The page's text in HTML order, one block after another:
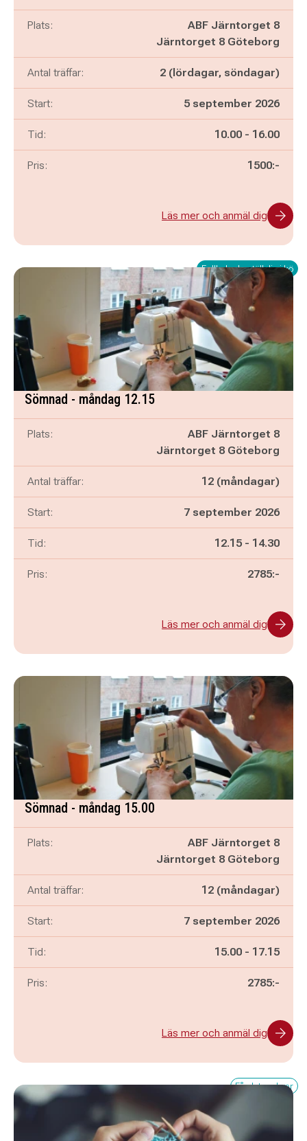
Plats:
ABF Järntorget 8
Järntorget 8 Göteborg
Antal träffar: 2 (lördagar, söndagar)
Start: 5 september 2026
Tid: Pågår mellan
10.00 - och
16.00
Pris: 1500:-
Läs mer och anmäl dig
Fullbokad - ställ dig i kö
Sömnad - måndag 12.15
Plats:
ABF Järntorget 8
Järntorget 8 Göteborg
Antal träffar: 12 (måndagar)
Start: 7 september 2026
Tid: Pågår mellan
12.15 - och
14.30
Pris: 2785:-
Läs mer och anmäl dig
Sömnad - måndag 15.00
Plats:
ABF Järntorget 8
Järntorget 8 Göteborg
Antal träffar: 12 (måndagar)
Start: 7 september 2026
Tid: Pågår mellan
15.00 - och
17.15
Pris: 2785:-
Läs mer och anmäl dig
Få platser kvar